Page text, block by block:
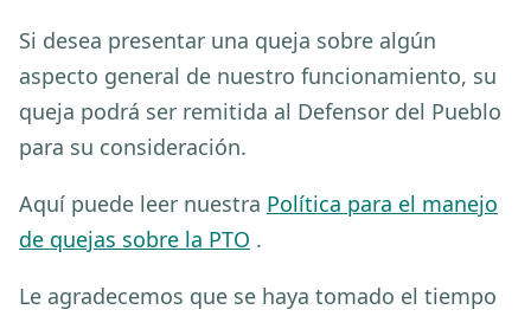
Si desea presentar una queja sobre algún
aspecto general de nuestro funcionamiento, su
queja podrá ser remitida al Defensor del Pueblo
para su consideración.
Aquí puede leer nuestra Política para el manejo
de quejas sobre la PTO .
Le agradecemos que se haya tomado el tiempo